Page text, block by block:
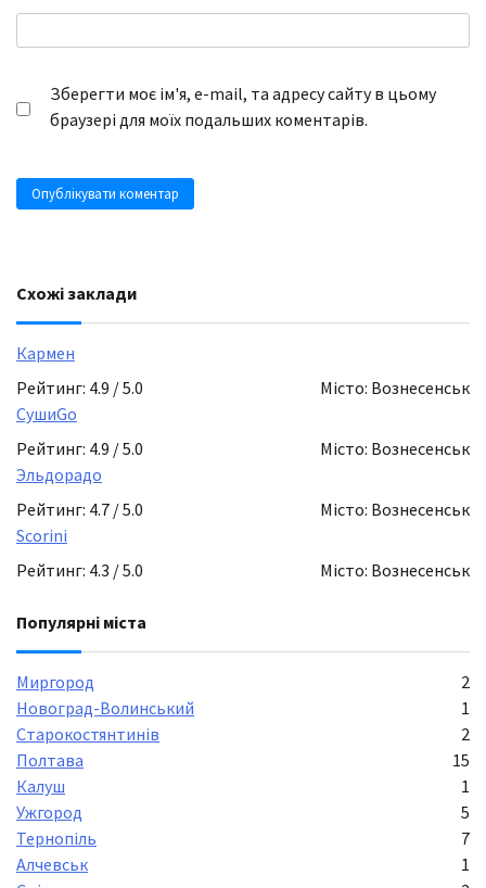
Зберегти моє ім'я, e-mail, та адресу сайту в цьому
браузері для моїх подальших коментарів.
Схожі заклади
Кармен
Рейтинг: 4.9 / 5.0
Місто: Вознесенськ
СушиGo
Рейтинг: 4.9 / 5.0
Місто: Вознесенськ
Эльдорадо
Рейтинг: 4.7 / 5.0
Місто: Вознесенськ
Scorini
Рейтинг: 4.3 / 5.0
Місто: Вознесенськ
Популярні міста
Миргород
2
Новоград-Волинський
1
Старокостянтинів
2
Полтава
15
Калуш
1
Ужгород
5
Тернопіль
7
Алчевськ
1